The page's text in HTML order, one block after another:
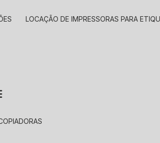
LOCAÇÃO DE IMPRESSORAS PARA